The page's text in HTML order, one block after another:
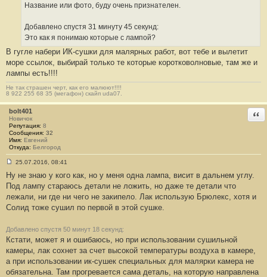
Название или фото, буду очень признателен.
Добавлено спустя 31 минуту 45 секунд:
Это как я понимаю которые с лампой?
В гугле набери ИК-сушки для малярных работ, вот тебе и вылетит
море ссылок, выбирай только те которые коротковолновые, там же и
лампы есть!!!!
Не так страшен черт, как его малюют!!!!
8 922 255 68 35 (мегафон) скайп uda07.
bolt401
Новичок
Репутация: 8
Сообщения: 32
Имя: Евгений
Откуда: Белгород
о
о
б
щ
н
#
1
5
25.07.2016, 08:41
Ну не знаю у кого как, но у меня одна лампа, висит в дальнем углу.
Под лампу стараюсь детали не ложить, но даже те детали что
лежали, ни где ни чего не закипело. Лак использую Брюлекс, хотя и
Солид тоже сушил по первой в этой сушке.
Добавлено спустя 50 минут 18 секунд:
Кстати, может я и ошибаюсь, но при использовании сушильной
камеры, лак сохнет за счет высокой температуры воздуха в камере,
а при использовании ик-сушек специальных для малярки камера не
обязательна. Там прогревается сама деталь, на которую направлена